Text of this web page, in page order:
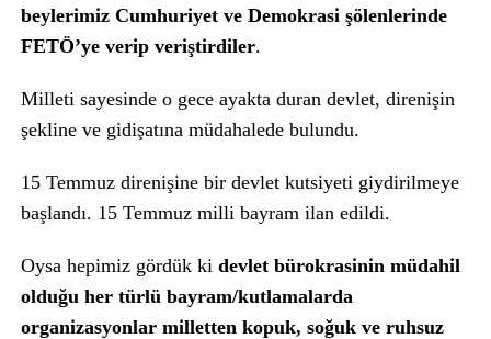
beylerimiz Cumhuriyet ve Demokrasi şölenlerinde
FETÖ’ye verip veriştirdiler.
Milleti sayesinde o gece ayakta duran devlet, direnişin
şekline ve gidişatına müdahalede bulundu.
15 Temmuz direnişine bir devlet kutsiyeti giydirilmeye
başlandı. 15 Temmuz milli bayram ilan edildi.
Oysa hepimiz gördük ki devlet bürokrasinin müdahil
olduğu her türlü bayram/kutlamalarda
organizasyonlar milletten kopuk, soğuk ve ruhsuz